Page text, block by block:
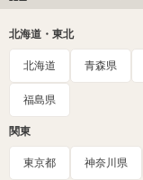
北海道・東北
北海道 青森県
福島県
関東
東京都 神奈川県